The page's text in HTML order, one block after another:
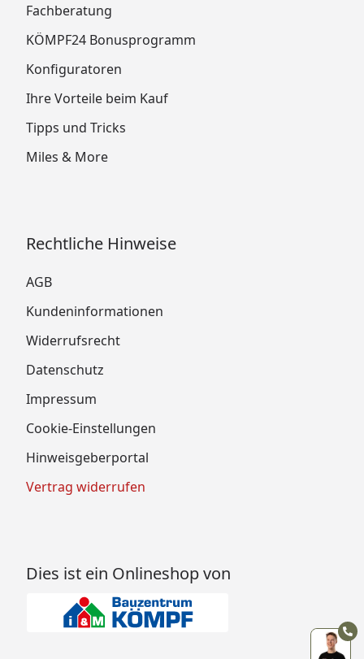
Fachberatung
KÖMPF24 Bonusprogramm
Konfiguratoren
Ihre Vorteile beim Kauf
Tipps und Tricks
Miles & More
Rechtliche Hinweise
AGB
Kundeninformationen
Widerrufsrecht
Datenschutz
Impressum
Cookie-Einstellungen
Hinweisgeberportal
Vertrag widerrufen
Dies ist ein Onlineshop von